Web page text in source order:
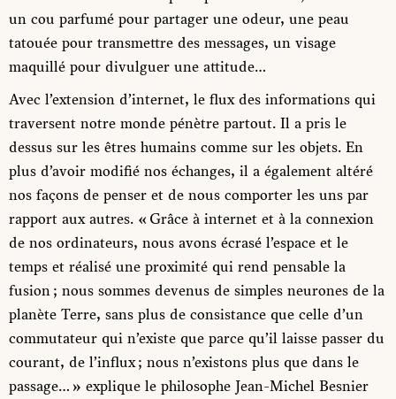
un cou parfumé pour partager une odeur, une peau
tatouée pour transmettre des messages, un visage
maquillé pour divulguer une attitude…
Avec l’extension d’internet, le flux des informations qui
traversent notre monde pénètre partout. Il a pris le
dessus sur les êtres humains comme sur les objets. En
plus d’avoir modifié nos échanges, il a également altéré
nos façons de penser et de nous comporter les uns par
rapport aux autres. « Grâce à internet et à la connexion
de nos ordinateurs, nous avons écrasé l’espace et le
temps et réalisé une proximité qui rend pensable la
fusion ; nous sommes devenus de simples neurones de la
planète Terre, sans plus de consistance que celle d’un
commutateur qui n’existe que parce qu’il laisse passer du
courant, de l’influx ; nous n’existons plus que dans le
passage… » explique le philosophe Jean-Michel Besnier